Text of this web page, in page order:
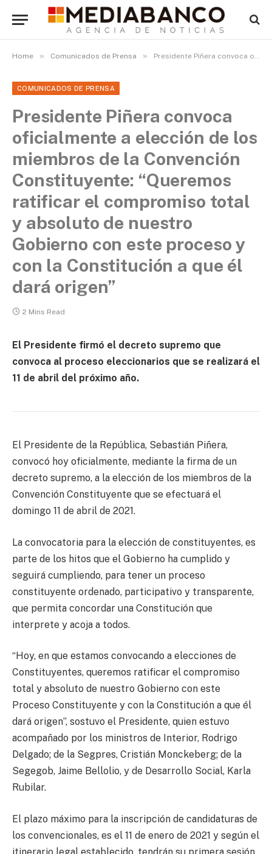
Home » Comunicados de Prensa » Presidente Piñera convoca oficialmente a elección de los miembros de la Convención Constituyente: “Queremos ratificar el compromiso total y absoluto de nuestro Gobierno con este proceso y con la Constitución a que él dará origen”
COMUNICADOS DE PRENSA
Presidente Piñera convoca
oficialmente a elección de los
miembros de la Convención
Constituyente: “Queremos
ratificar el compromiso total
y absoluto de nuestro
Gobierno con este proceso y
con la Constitución a que él
dará origen”
2 Mins Read
El Presidente firmó el decreto supremo que
convoca al proceso eleccionarios que se realizará el
11 de abril del próximo año.
El Presidente de la República, Sebastián Piñera,
convocó hoy oficialmente, mediante la firma de un
decreto supremo, a la elección de los miembros de la
Convención Constituyente que se efectuará el
domingo 11 de abril de 2021.
La convocatoria para la elección de constituyentes, es
parte de los hitos que el Gobierno ha cumplido y
seguirá cumpliendo, para tener un proceso
constituyente ordenado, participativo y transparente,
que permita concordar una Constitución que
interprete y acoja a todos.
“Hoy, en que estamos convocando a elecciones de
Constituyentes, queremos ratificar el compromiso
total y absoluto de nuestro Gobierno con este
Proceso Constituyente y con la Constitución a que él
dará origen”, sostuvo el Presidente, quien estuvo
acompañado por los ministros de Interior, Rodrigo
Delgado; de la Segpres, Cristián Monckeberg; de la
Segegob, Jaime Bellolio, y de Desarrollo Social, Karla
Rubilar.
El plazo máximo para la inscripción de candidaturas de
los convencionales, es el 11 de enero de 2021 y según el
itinerario legal establecido, tendrán su primera sesión